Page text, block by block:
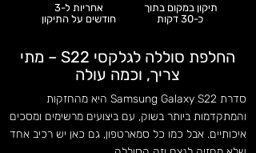
אחריות ל-3
חודשים על התיקון
תיקון במקום בתוך
כ-30 דקות
החלפת סוללה לגלקסי S22 – מתי
צריך, וכמה עולה
סדרת Samsung Galaxy S22 היא מהחזקות
והמתקדמות ביותר בשוק, עם ביצועים מרשימים ומסכים
איכותיים. אבל כמו כל סמארטפון, גם כאן יש רכיב אחד